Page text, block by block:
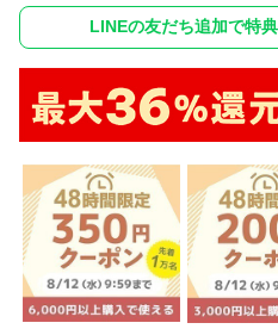
LINEの友だち追加で特